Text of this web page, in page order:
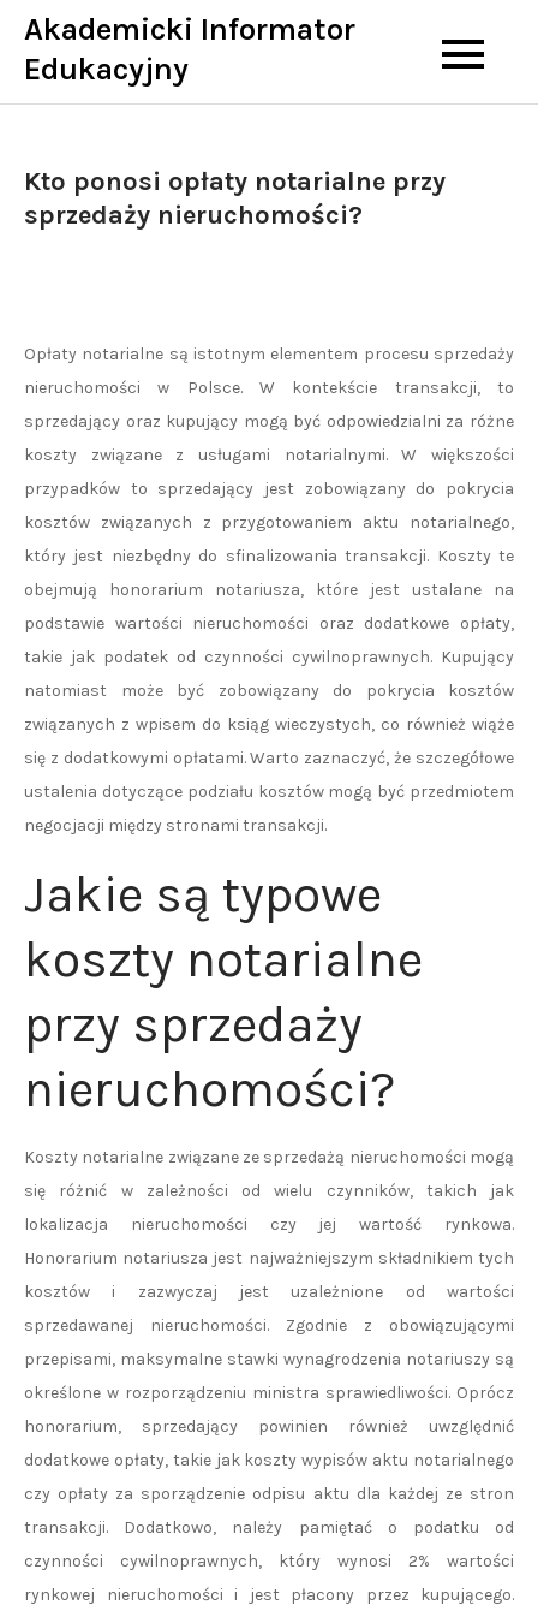
Skip
content
Akademicki Informator
Edukacyjny
Kto ponosi opłaty notarialne przy
sprzedaży nieruchomości?
Opłaty notarialne są istotnym elementem procesu sprzedaży
nieruchomości w Polsce. W kontekście transakcji, to
sprzedający oraz kupujący mogą być odpowiedzialni za różne
koszty związane z usługami notarialnymi. W większości
przypadków to sprzedający jest zobowiązany do pokrycia
kosztów związanych z przygotowaniem aktu notarialnego,
który jest niezbędny do sfinalizowania transakcji. Koszty te
obejmują honorarium notariusza, które jest ustalane na
podstawie wartości nieruchomości oraz dodatkowe opłaty,
takie jak podatek od czynności cywilnoprawnych. Kupujący
natomiast może być zobowiązany do pokrycia kosztów
związanych z wpisem do ksiąg wieczystych, co również wiąże
się z dodatkowymi opłatami. Warto zaznaczyć, że szczegółowe
ustalenia dotyczące podziału kosztów mogą być przedmiotem
negocjacji między stronami transakcji.
Jakie są typowe
koszty notarialne
przy sprzedaży
nieruchomości?
Koszty notarialne związane ze sprzedażą nieruchomości mogą
się różnić w zależności od wielu czynników, takich jak
lokalizacja nieruchomości czy jej wartość rynkowa.
Honorarium notariusza jest najważniejszym składnikiem tych
kosztów i zazwyczaj jest uzależnione od wartości
sprzedawanej nieruchomości. Zgodnie z obowiązującymi
przepisami, maksymalne stawki wynagrodzenia notariuszy są
określone w rozporządzeniu ministra sprawiedliwości. Oprócz
honorarium, sprzedający powinien również uwzględnić
dodatkowe opłaty, takie jak koszty wypisów aktu notarialnego
czy opłaty za sporządzenie odpisu aktu dla każdej ze stron
transakcji. Dodatkowo, należy pamiętać o podatku od
czynności cywilnoprawnych, który wynosi 2% wartości
rynkowej nieruchomości i jest płacony przez kupującego.